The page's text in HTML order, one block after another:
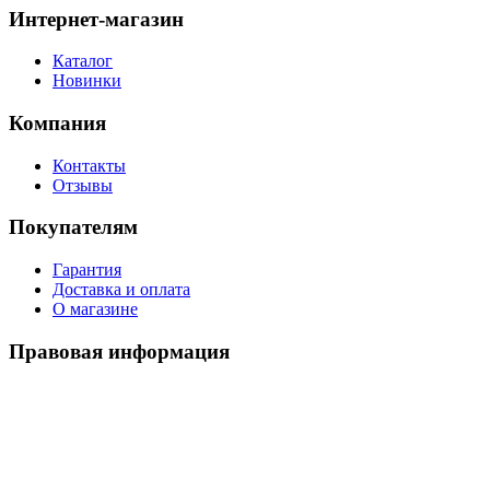
Интернет-магазин
Каталог
Новинки
Компания
Контакты
Отзывы
Покупателям
Гарантия
Доставка и оплата
О магазине
Правовая информация